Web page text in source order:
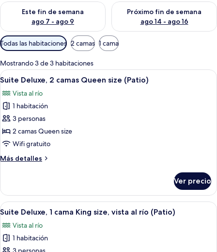
Este fin de semana
ago 7 - ago 9
Consulta la disponibilidad para este fin de semana ago 7 -
Próximo fin de semana
ago 14 - ago 16
Consulta la disponibilidad
Filtros
disponibles
para
las
habitaciones
Todas las habitaciones 2 camas 1 cama
Mostrando 3 de 3 habitaciones
Abrir
todas
las
fotos
de
Suite
Deluxe,
camas
(Patio)
Una habitación amplia con una
6
Suite Deluxe, 2 camas Queen size (Patio)
Vista al río
1 habitación
3 personas
2 camas Queen size
Wifi gratuito
Más detalles
Más
Deluxe,
camas
size
(Patio)
Ver precio
Abrir
todas
las
fotos
Un dormitorio con cama con dosel,
3
Suite Deluxe, 1 cama King size, vista al río (Patio)
Vista al río
1 habitación